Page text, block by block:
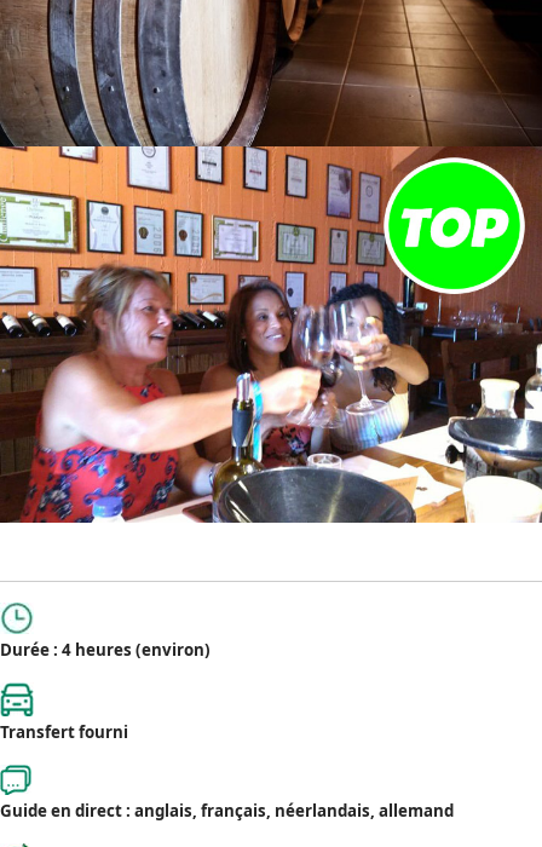
Durée : 4 heures (environ)
Transfert fourni
Guide en direct : anglais, français, néerlandais, allemand